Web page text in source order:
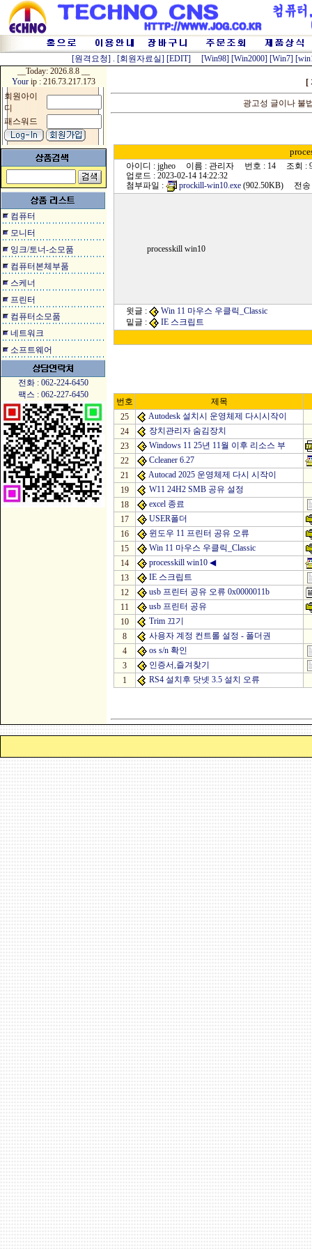
[원격요청] . [회원자료실] [EDIT] [Win98] [Win2000] [Win7]
__Today: 2026.8.8 __
Your ip : 216.73.217.173
회원아이
디
패스워드
컴퓨터
모니터
잉크/토너-소모품
컴퓨터본체부품
스케너
프린터
컴퓨터소모품
네트워크
소프트웨어
전화 : 062-224-6450
팩스 : 062-227-6450
[
광고성 글이나 불
아이디 : jgheo 이름 : 관리자 번호 : 14 조회 :
업로드 : 2023-02-14 14:22:32
첨부파일 :
prockill-win10.exe(902.50KB) 전송
processkill win10
윗글 :
Win 11 마우스 우클릭_Classic
밑글 :
IE 스크립트
번호
제목
25
Autodesk 설치시 운영체제 다시시작이
24
장치관리자 숨김장치
23
Windows 11 25년 11월 이후 리소스 부
22
Ccleaner 6.27
21
Autocad 2025 운영체제 다시 시작이
19
W11 24H2 SMB 공유 설정
18
excel 종료
17
USER폴더
16
윈도우 11 프린터 공유 오류
15
Win 11 마우스 우클릭_Classic
14
processkill win10 ◀
13
IE 스크립트
12
usb 프린터 공유 오류 0x0000011b
11
usb 프린터 공유
10
Trim 끄기
8
사용자 계정 컨트롤 설정 - 폴더권
4
os s/n 확인
3
인증서,즐겨찾기
1
RS4 설치후 닷넷 3.5 설치 오류